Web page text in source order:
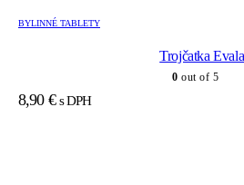
BYLINNÉ TABLETY
Trojčatka
0 out of 5
8,90 € s DPH